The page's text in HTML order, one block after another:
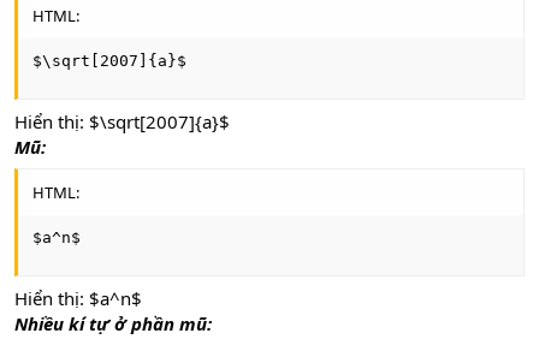
HTML:
$\sqrt[2007]{a}$
Hiển thị: $\sqrt[2007]{a}$
Mũ:
HTML:
$a^n$
Hiển thị: $a^n$
Nhiều kí tự ở phần mũ: